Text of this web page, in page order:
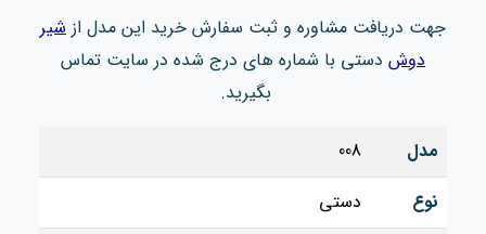
جهت دریافت مشاوره و ثبت سفارش خرید این مدل از شیر
دوش دستی با شماره های درج شده در سایت تماس
بگیرید.
مدل
008
نوع
دستی